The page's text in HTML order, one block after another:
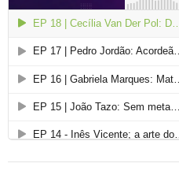
o
d
t